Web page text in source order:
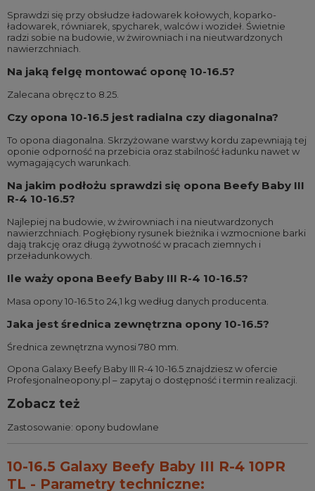
Sprawdzi się przy obsłudze ładowarek kołowych, koparko-
ładowarek, równiarek, spycharek, walców i wozideł. Świetnie
radzi sobie na budowie, w żwirowniach i na nieutwardzonych
nawierzchniach.
Na jaką felgę montować oponę 10-16.5?
Zalecana obręcz to 8.25.
Czy opona 10-16.5 jest radialna czy diagonalna?
To opona diagonalna. Skrzyżowane warstwy kordu zapewniają tej
oponie odporność na przebicia oraz stabilność ładunku nawet w
wymagających warunkach.
Na jakim podłożu sprawdzi się opona Beefy Baby III
R-4 10-16.5?
Najlepiej na budowie, w żwirowniach i na nieutwardzonych
nawierzchniach. Pogłębiony rysunek bieżnika i wzmocnione barki
dają trakcję oraz długą żywotność w pracach ziemnych i
przeładunkowych.
Ile waży opona Beefy Baby III R-4 10-16.5?
Masa opony 10-16.5 to 24,1 kg według danych producenta.
Jaka jest średnica zewnętrzna opony 10-16.5?
Średnica zewnętrzna wynosi 780 mm.
Opona Galaxy Beefy Baby III R-4 10-16.5 znajdziesz w ofercie
Profesjonalneopony.pl – zapytaj o dostępność i termin realizacji.
Zobacz też
Zastosowanie: opony budowlane
10-16.5 Galaxy Beefy Baby III R-4 10PR
TL - Parametry techniczne: